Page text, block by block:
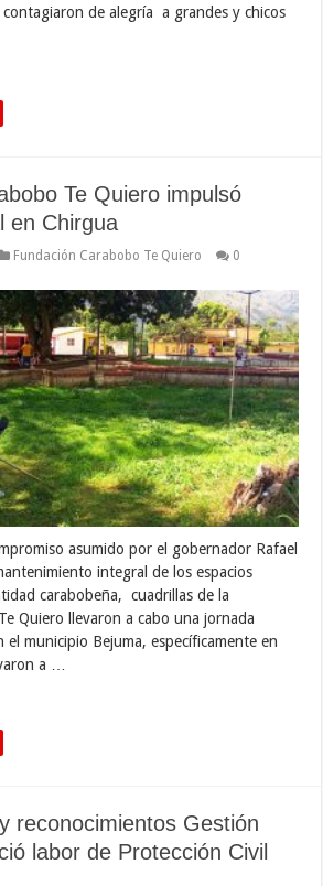
de alegría a grandes y chicos
Te Quiero impulsó
en Chirgua
Fundación Carabobo Te Quiero
0
asumido por el gobernador Rafael
integral de los espacios
carabobeña, cuadrillas de la
Quiero llevaron a cabo una jornada
el municipio Bejuma, específicamente en
a …
reconocimientos Gestión
labor de Protección Civil